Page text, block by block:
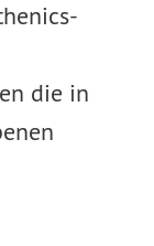
die in